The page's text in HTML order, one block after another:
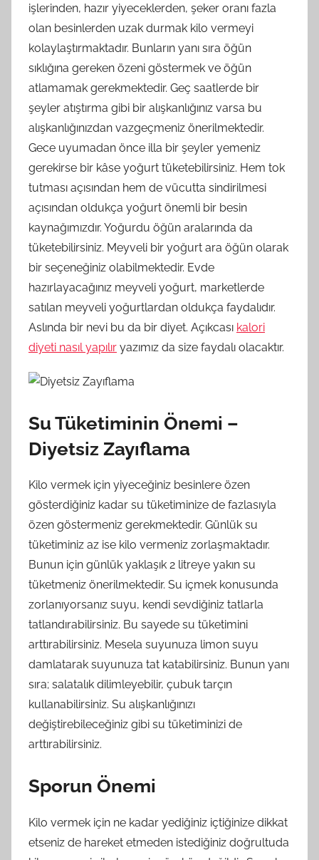
işlerinden, hazır yiyeceklerden, şeker oranı fazla
olan besinlerden uzak durmak kilo vermeyi
kolaylaştırmaktadır. Bunların yanı sıra öğün
sıklığına gereken özeni göstermek ve öğün
atlamamak gerekmektedir. Geç saatlerde bir
şeyler atıştırma gibi bir alışkanlığınız varsa bu
alışkanlığınızdan vazgeçmeniz önerilmektedir.
Gece uyumadan önce illa bir şeyler yemeniz
gerekirse bir kâse yoğurt tüketebilirsiniz. Hem tok
tutması açısından hem de vücutta sindirilmesi
açısından oldukça yoğurt önemli bir besin
kaynağımızdır. Yoğurdu öğün aralarında da
tüketebilirsiniz. Meyveli bir yoğurt ara öğün olarak
bir seçeneğiniz olabilmektedir. Evde
hazırlayacağınız meyveli yoğurt, marketlerde
satılan meyveli yoğurtlardan oldukça faydalıdır.
Aslında bir nevi bu da bir diyet. Açıkcası kalori
diyeti nasıl yapılır yazımız da size faydalı olacaktır.
Su Tüketiminin Önemi –
Diyetsiz Zayıflama
Kilo vermek için yiyeceğiniz besinlere özen
gösterdiğiniz kadar su tüketiminize de fazlasıyla
özen göstermeniz gerekmektedir. Günlük su
tüketiminiz az ise kilo vermeniz zorlaşmaktadır.
Bunun için günlük yaklaşık 2 litreye yakın su
tüketmeniz önerilmektedir. Su içmek konusunda
zorlanıyorsanız suyu, kendi sevdiğiniz tatlarla
tatlandırabilirsiniz. Bu sayede su tüketimini
arttırabilirsiniz. Mesela suyunuza limon suyu
damlatarak suyunuza tat katabilirsiniz. Bunun yanı
sıra; salatalık dilimleyebilir, çubuk tarçın
kullanabilirsiniz. Su alışkanlığınızı
değiştirebileceğiniz gibi su tüketiminizi de
arttırabilirsiniz.
Sporun Önemi
Kilo vermek için ne kadar yediğiniz içtiğinize dikkat
etseniz de hareket etmeden istediğiniz doğrultuda